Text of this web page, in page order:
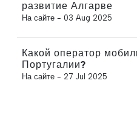
развитие Алгарве
На сайте - 03 Aug 2025
Какой оператор
Португалии?
На сайте - 27 Jul 2025